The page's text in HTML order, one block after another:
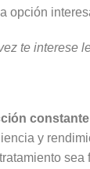
opción
te interese
constante
y